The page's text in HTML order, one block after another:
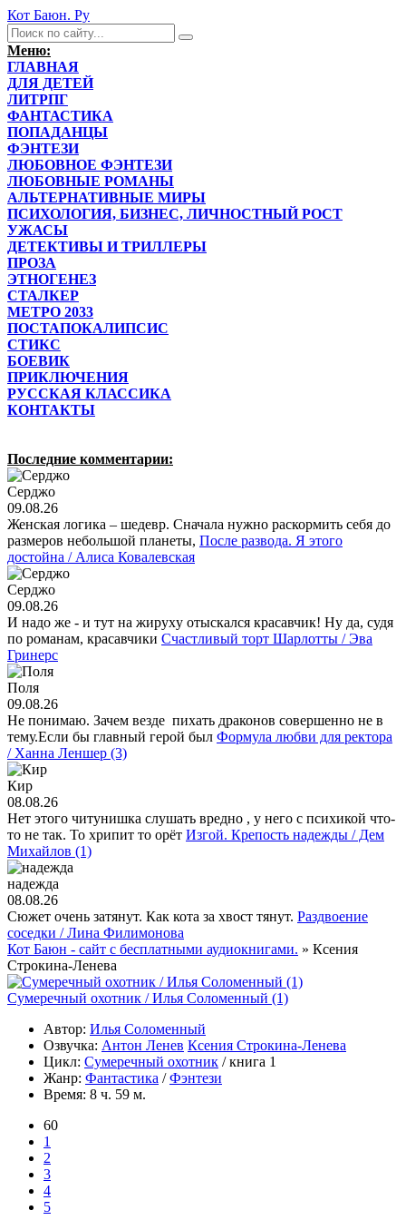
Кот Баюн. Ру
Меню:
ГЛАВНАЯ
ДЛЯ ДЕТЕЙ
ЛИТРПГ
ФАНТАСТИКА
ПОПАДАНЦЫ
ФЭНТЕЗИ
ЛЮБОВНОЕ ФЭНТЕЗИ
ЛЮБОВНЫЕ РОМАНЫ
АЛЬТЕРНАТИВНЫЕ МИРЫ
ПСИХОЛОГИЯ, БИЗНЕС, ЛИЧНОСТНЫЙ РОСТ
УЖАСЫ
ДЕТЕКТИВЫ И ТРИЛЛЕРЫ
ПРОЗА
ЭТНОГЕНЕЗ
СТАЛКЕР
МЕТРО 2033
ПОСТАПОКАЛИПСИС
СТИКС
БОЕВИК
ПРИКЛЮЧЕНИЯ
РУССКАЯ КЛАССИКА
КОНТАКТЫ
Последние комментарии:
Серджо
09.08.26
Женская логика – шедевр. Сначала нужно раскормить себя до
размеров небольшой планеты, После развода. Я этого
достойна / Алиса Ковалевская
Серджо
09.08.26
И надо же - и тут на жируxу отыскался красавчик! Ну да, судя
по романам, красавчики Счастливый торт Шарлотты / Эва
Гринерс
Поля
09.08.26
Не понимаю. Зачем везде пихать драконов совершенно не в
тему.Если бы главный герой был Формула любви для ректора
/ Ханна Леншер (3)
Кир
08.08.26
Нет этого читунишка слушать вредно , у него с психикой что-
то не так. То хрипит то орёт Изгой. Крепость надежды / Дем
Михайлов (1)
надежда
08.08.26
Сюжет очень затянут. Как кота за хвост тянут. Раздвоение
соседки / Лина Филимонова
Кот Баюн - сайт с бесплатными аудиокнигами. » Ксения
Строкина-Ленева
Сумеречный охотник / Илья Соломенный (1)
Автор: Илья Соломенный
Озвучка: Антон Ленев Ксения Строкина-Ленева
Цикл: Сумеречный охотник / книга 1
Жанр: Фантастика /Фэнтези
Время: 8 ч. 59 м.
60
1
2
3
4
5